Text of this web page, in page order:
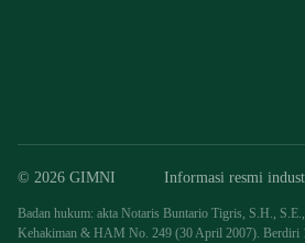
© 2026 GIMNI Informasi resmi
Badan hukum: akta Notaris Buntario Tigris, S.H.,
Kehakiman & HAM No. 249 (30 April 2007). Berdiri